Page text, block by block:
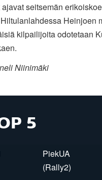
seitsemän
Heinjoen
kilpailijoita odotetaan
Niinimäki
5
PiekUA
(Rally2)